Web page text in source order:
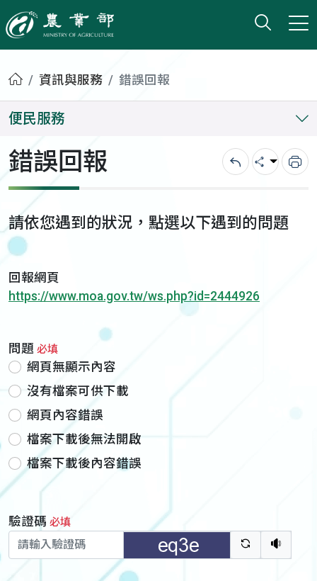
農業部
打開
小版
首頁資訊與服務 錯誤回報
便民服務
錯誤回報 回上一頁
分享 列
請依您遇到的狀況，點選以下遇到的問題
回報網頁
https://www.moa.gov.tw/ws.php?id=2444926
問題 必填
網頁無顯示內容
沒有檔案可供下載
網頁內容錯誤
檔案下載後無法開啟
檔案下載後內容錯誤
驗證碼 必填
驗證碼重新
聽語